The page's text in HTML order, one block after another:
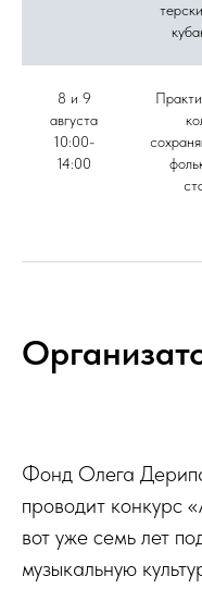
8 и 9
августа
10:00-
14:00
Фонд Олега
проводит конкурс
вот уже семь лет
музыкальную